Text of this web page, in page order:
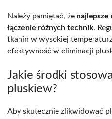
Należy pamiętać, że najlepsze
łączenie różnych technik.
tkanin w wysokiej
efektywność w eliminacji
Jakie środki
pluskiew?
Aby skutecznie zlikwidować